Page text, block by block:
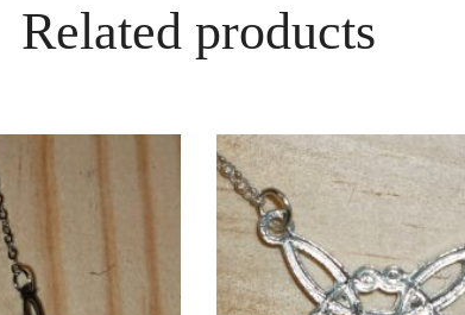
Related products